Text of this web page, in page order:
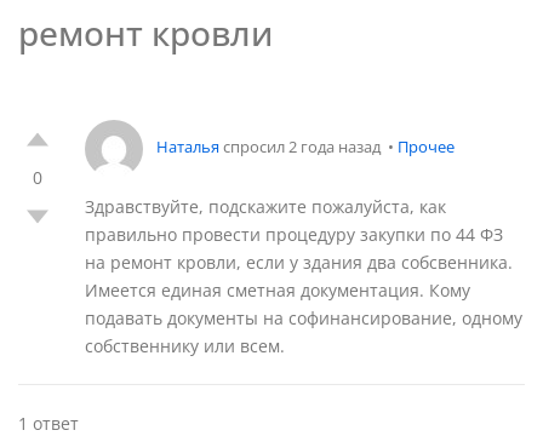
ремонт кровли
0
Натальяспросил 2 года назад • Прочее
Здравствуйте, подскажите пожалуйста, как
правильно провести процедуру закупки по 44 ФЗ
на ремонт кровли, если у здания два собсвенника.
Имеется единая сметная документация. Кому
подавать документы на софинансирование, одному
собственнику или всем.
1 ответ